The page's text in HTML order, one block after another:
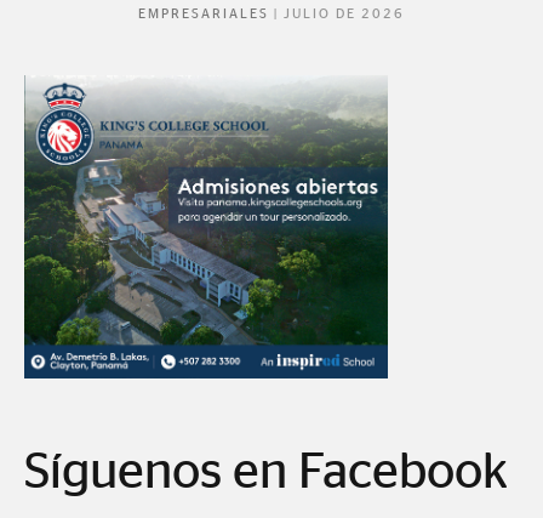
EMPRESARIALES JULIO DE 2026
Síguenos en Facebook